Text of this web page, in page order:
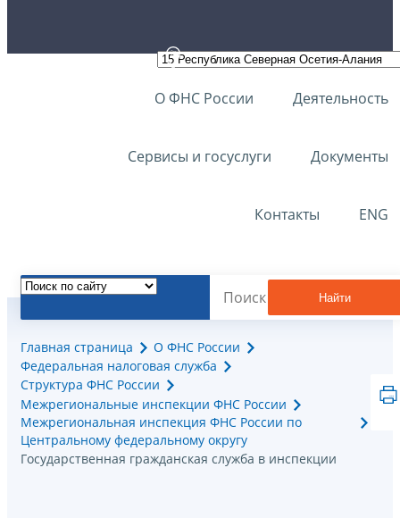
О ФНС России Деятельность
Сервисы и госуслуги Документы
Контакты ENG
Найти
Главная страница
О ФНС России
Федеральная налоговая служба
Структура ФНС России
Межрегиональные инспекции ФНС России
Межрегиональная инспекция ФНС России по
Центральному федеральному округу
Государственная гражданская служба в инспекции